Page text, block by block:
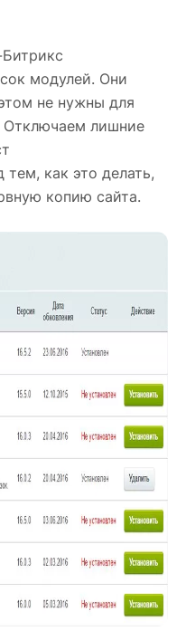
модулей. Они
не нужны для
Отключаем лишние
тем, как это делать,
копию сайта.